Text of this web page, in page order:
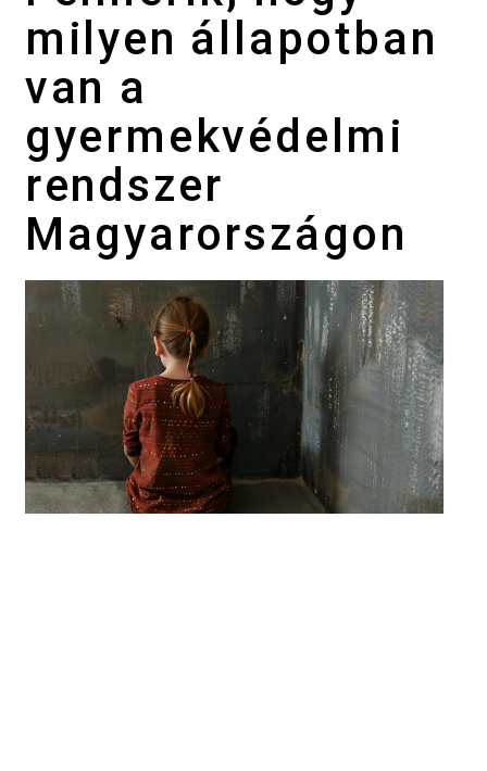
milyen állapotban
van a
gyermekvédelmi
rendszer
Magyarországon